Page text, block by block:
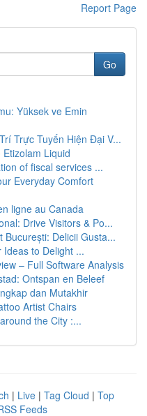
Report Page
Go
Yüksek ve Emin
Trực Tuyến Hiện Đại V...
Liquid
of fiscal services ...
Everyday Comfort
ligne au Canada
Drive Visitors & Po...
București: Delicii Gusta...
Ideas to Delight ...
– Full Software Analysis
Ontspan en Beleef
dan Mutakhir
Artist Chairs
the City :...
| Live | Tag Cloud | Top
Feeds